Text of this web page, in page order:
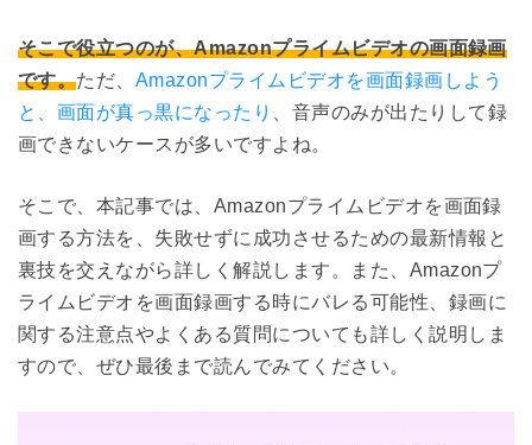
そこで役立つのが、Amazonプライムビデオの画面録画
です。ただ、 Amazonプライムビデオを画面録画しよう
と、画面が真っ黒になったり
、音声のみが出たりして録
画できないケースが多いですよね。
そこで、本記事では、Amazonプライムビデオを画面録
画する方法を、失敗せずに成功させるための最新情報と
裏技を交えながら詳しく解説します。また、Amazonプ
ライムビデオを画面録画する時にバレる可能性、録画に
関する注意点やよくある質問についても詳しく説明しま
すので、ぜひ最後まで読んでみてください。